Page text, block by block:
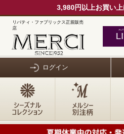
3,980円以上お買い
リバティ・ファブリックス正規販売
店
ログイン